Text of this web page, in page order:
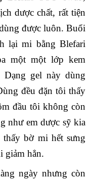
dược chất, rất tiện
được luôn. Buổi
lại mi bằng Blefari
một một lớp kem
gel này dùng
đều đặn tôi thấy
đầu tôi không còn
như em dược sỹ kia
bờ mi hết sưng
giảm hẳn.
ngày nhưng còn